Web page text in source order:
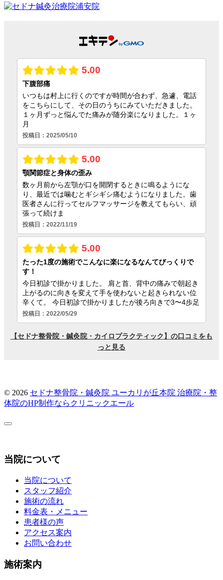
© 2026 セドナ整骨院・鍼灸院 ユーカリが丘本院 治療院・整
体院のHP制作ならクリニックエール
当院について
当院について
スタッフ紹介
施術の流れ
料金表・メニュー
患者様の声
アクセス案内
お問い合わせ
施術案内